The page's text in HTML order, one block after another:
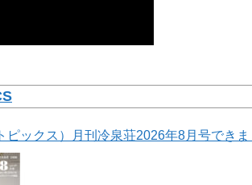
ピックス）月刊冷泉荘2026年8月号でき